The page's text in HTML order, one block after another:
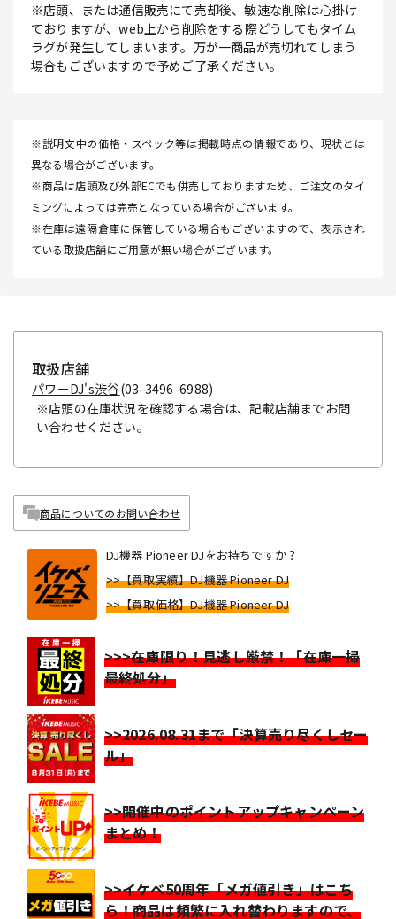
※店頭、または通信販売にて売却後、敏速な削除は心掛け
ておりますが、web上から削除をする際どうしてもタイム
ラグが発生してしまいます。万が一商品が売切れてしまう
場合もございますので予めご了承ください。
※説明文中の価格・スペック等は掲載時点の情報であり、現状とは
異なる場合がございます。
※商品は店頭及び外部ECでも併売しておりますため、ご注文のタイ
ミングによっては完売となっている場合がございます。
※在庫は遠隔倉庫に保管している場合もございますので、表示され
ている取扱店舗にご用意が無い場合がございます。
取扱店舗
パワーDJ's渋谷(03-3496-6988)
※店頭の在庫状況を確認する場合は、記載店舗までお問
い合わせください。
商品についてのお問い合わせ
DJ機器 Pioneer DJをお持ちですか？
>>【買取実績】DJ機器 Pioneer DJ
>>【買取価格】DJ機器 Pioneer DJ
>>>在庫限り！見逃し厳禁！「在庫一掃
最終処分」
>>2026.08.31まで「決算売り尽くしセー
ル」
>>開催中のポイントアップキャンペーン
まとめ！
>>イケベ50周年「メガ値引き」はこち
ら！商品は頻繁に入れ替わりますので、